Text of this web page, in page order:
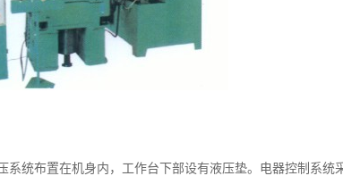
统布置在机身内，工作台下部设有液压垫。电器控制系统